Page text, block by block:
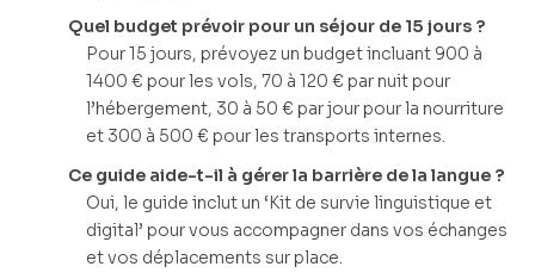
Quel budget prévoir pour un séjour de 15 jours ?
Pour 15 jours, prévoyez un budget incluant 900 à
1400 € pour les vols, 70 à 120 € par nuit pour
l’hébergement, 30 à 50 € par jour pour la nourriture
et 300 à 500 € pour les transports internes.
Ce guide aide-t-il à gérer la barrière de la langue ?
Oui, le guide inclut un ‘Kit de survie linguistique et
digital’ pour vous accompagner dans vos échanges
et vos déplacements sur place.